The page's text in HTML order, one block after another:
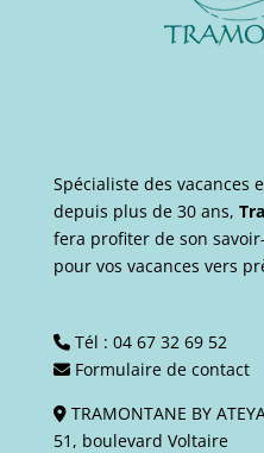
Spécialiste des vacances
depuis plus de 30 ans,
fera profiter de son
pour vos vacances vers
Tél : 04 67 32 69 52
Formulaire de contact
TRAMONTANE BY
51, boulevard Voltaire